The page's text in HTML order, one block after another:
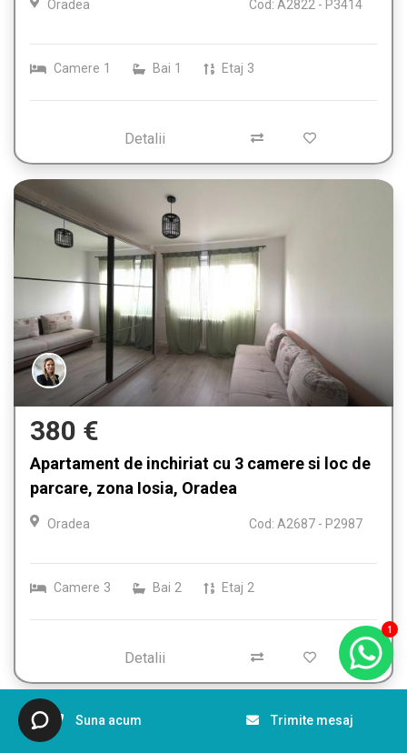
1
Oradea Cod: A2822 - P3414
Camere 1 Bai 1 Etaj 3
Detalii
380 €
Apartament de inchiriat cu 3 camere si loc de
parcare, zona Iosia, Oradea
Oradea Cod: A2687 - P2987
Camere 3 Bai 2 Etaj 2
Detalii
Suna acum Trimite mesaj